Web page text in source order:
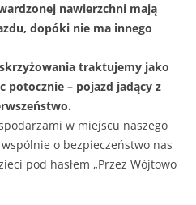
nawierzchni mają
dopóki nie ma innego
traktujemy jako
potocznie – pojazd jadący z
w miejscu naszego
o bezpieczeństwo nas
pod hasłem „Przez Wójtowo